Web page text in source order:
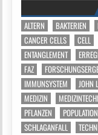
ALTERN BAKTERIEN
CANCER CELLS
CELL
ENTANGLEMENT
FAZ
IMMUNSYSTEM
JOHN
MEDIZIN
PFLANZEN
POPULATION
SCHLAGANFALL